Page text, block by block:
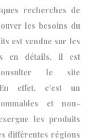
recherches de
les besoins du
est vendue sur les
en détails, il est
le site
effet, c’est un
et non-
les produits
différentes régions